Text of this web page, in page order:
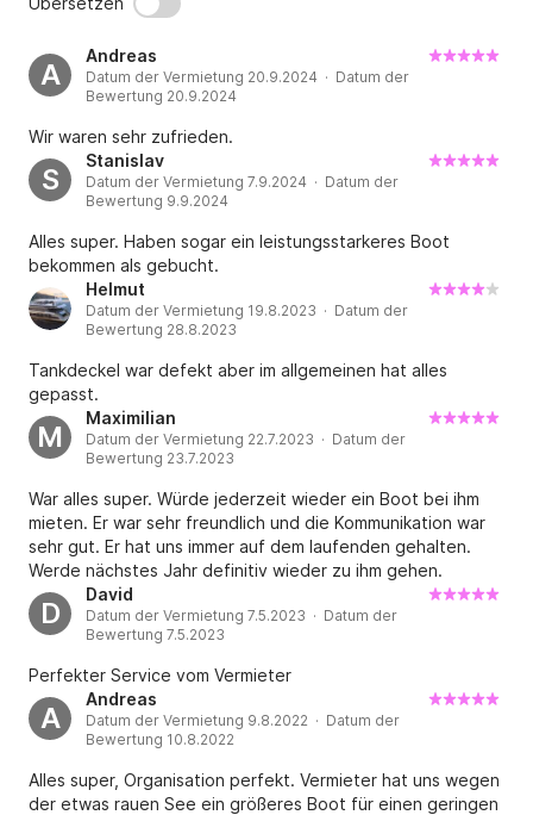
A
Andreas
Datum der Vermietung 20.9.2024 · Datum der
Bewertung 20.9.2024
Wir waren sehr zufrieden.
S
Stanislav
Datum der Vermietung 7.9.2024 · Datum der
Bewertung 9.9.2024
Alles super. Haben sogar ein leistungsstarkeres Boot
bekommen als gebucht.
Helmut
Datum der Vermietung 19.8.2023 · Datum der
Bewertung 28.8.2023
Tankdeckel war defekt aber im allgemeinen hat alles
gepasst.
M
Maximilian
Datum der Vermietung 22.7.2023 · Datum der
Bewertung 23.7.2023
War alles super. Würde jederzeit wieder ein Boot bei ihm
mieten. Er war sehr freundlich und die Kommunikation war
sehr gut. Er hat uns immer auf dem laufenden gehalten.
Werde nächstes Jahr definitiv wieder zu ihm gehen.
D
David
Datum der Vermietung 7.5.2023 · Datum der
Bewertung 7.5.2023
Perfekter Service vom Vermieter
A
Andreas
Datum der Vermietung 9.8.2022 · Datum der
Bewertung 10.8.2022
Alles super, Organisation perfekt. Vermieter hat uns wegen
der etwas rauen See ein größeres Boot für einen geringen